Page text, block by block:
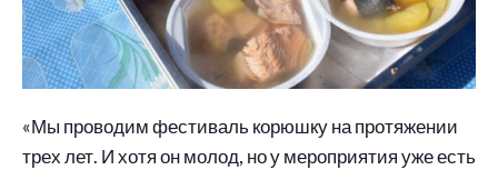
«Мы проводим фестиваль корюшку на протяжении
трех лет. И хотя он молод, но у мероприятия уже есть